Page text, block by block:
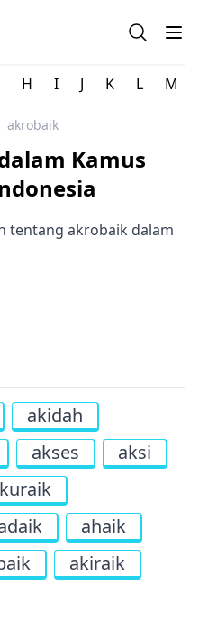
- Kamus Bahasa
Open
H I J K L M
akrobaik
Kamus
tentang akrobaik dalam
akidah
akses
aksi
ahaik
akiraik